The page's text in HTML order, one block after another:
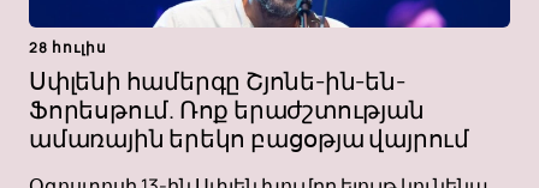
28 հուլիս
Սփլենի համերգը Շյոնե-ին-են-
Ֆորեսթում. Ռոք երաժշտության
ամառային երեկո բացօթյա վայրում